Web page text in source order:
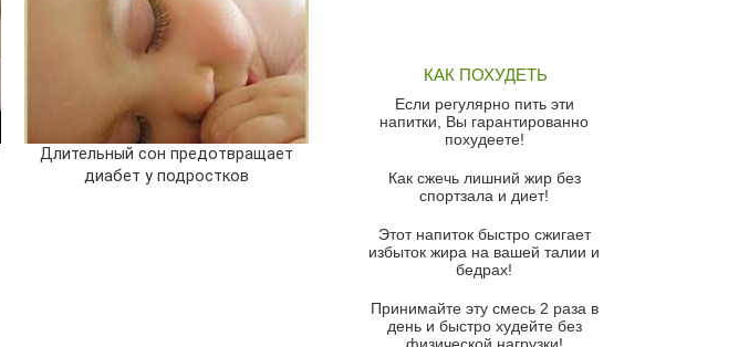
Длительный сон предотвращает
диабет у подростков
красного перца
Парижский луковый суп
Суп из спаржи и горошка с
Суп-крем из цветной капусты
Французский луковый суп
Суп из баклажанов с моцареллой
Грибной крем-суп с кростини с
козьим сыром
КАК ПОХУДЕТЬ
Если регулярно пить эти
напитки, Вы гарантированно
похудеете!
Как сжечь лишний жир без
спортзала и диет!
Этот напиток быстро сжигает
избыток жира на вашей талии и
бедрах!
Принимайте эту смесь 2 раза в
день и быстро худейте без